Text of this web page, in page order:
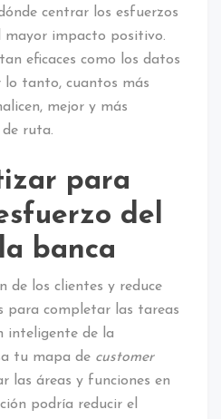
centrar los esfuerzos
mayor impacto positivo.
eficaces como los datos
lo tanto, cuantos más
mejor y más
ruta.
para
del
banca
de los clientes y reduce
para completar las tareas
inteligente de la
tu mapa de customer
las áreas y funciones en
podría reducir el